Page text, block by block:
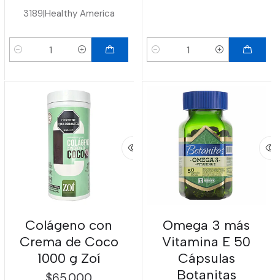
3189|Healthy America
Cantidad Cantidad
Colágeno con
Crema de Coco
1000 g Zoí
Omega 3 más
Vitamina E 50
Cápsulas
Botanitas